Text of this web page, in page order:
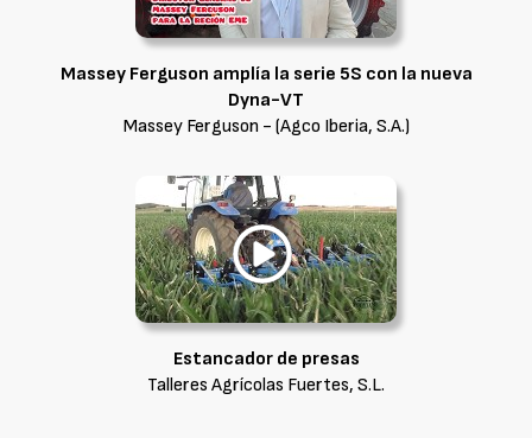
Massey Ferguson amplía la serie 5S con la nueva
Dyna-VT
Massey Ferguson - (Agco Iberia, S.A.)
Estancador de presas
Talleres Agrícolas Fuertes, S.L.